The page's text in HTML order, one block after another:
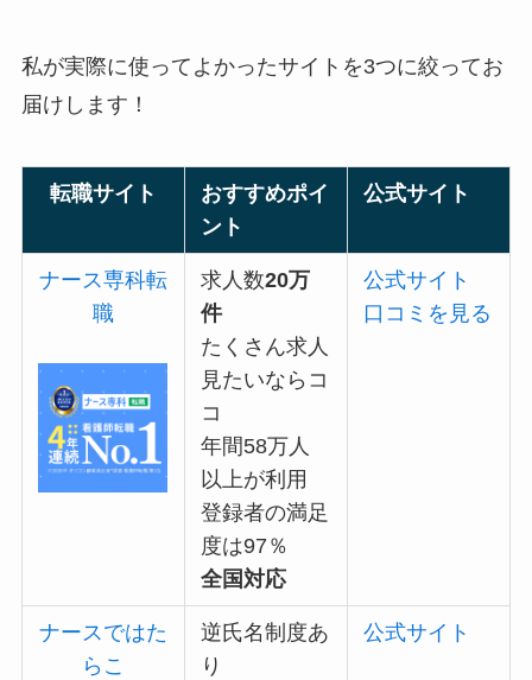
私が実際に使ってよかったサイトを3つに絞ってお
届けします！
転職サイト
おすすめポイ
ント
公式サイト
ナース専科転
職
求人数20万
件
たくさん求人
見たいなら コ
コ
年間58万人
以上が利用
登録者の満足
度は97％
全国対応
公式サイト
口コミを見る
ナースではた
らこ
逆氏名制度あ
り
公式サイト